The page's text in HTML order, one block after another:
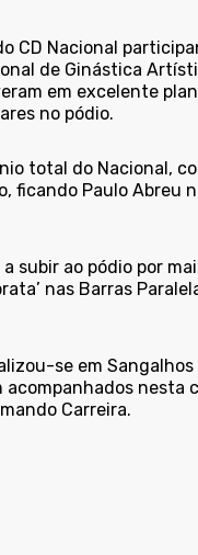
CD Nacional
de Ginástica
em excelente
no pódio.
total do Nacional,
ficando Paulo Abreu
subir ao pódio por
nas Barras
se em
nesta
Carreira.